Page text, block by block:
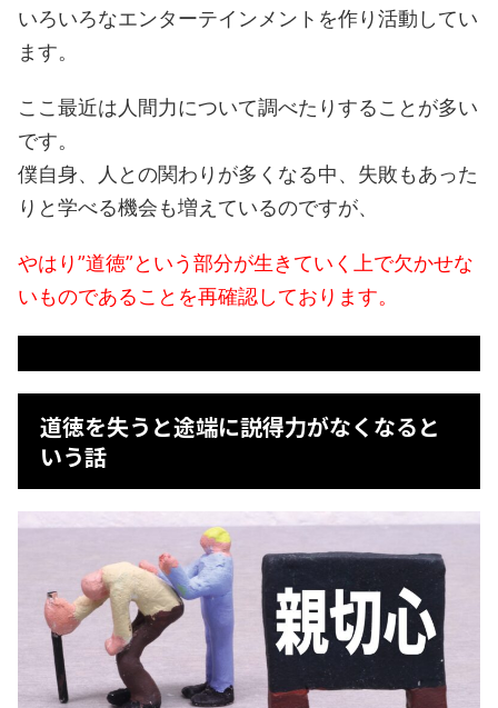
いろいろなエンターテインメントを作り活動してい
ます。
ここ最近は人間力について調べたりすることが多い
です。
僕自身、人との関わりが多くなる中、失敗もあった
りと学べる機会も増えているのですが、
やはり”道徳”という部分が生きていく上で欠かせな
いものであることを再確認しております。
道徳を失うと途端に説得力がなくなると
いう話